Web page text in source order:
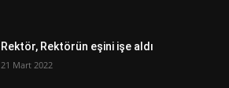
Rektör, Rektörün eşini işe aldı
21 Mart 2022